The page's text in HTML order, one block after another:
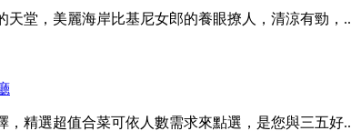
天堂，美麗海岸比基尼女郎的養眼撩人，清涼有勁，..
，精選超值合菜可依人數需求來點選，是您與三五好..